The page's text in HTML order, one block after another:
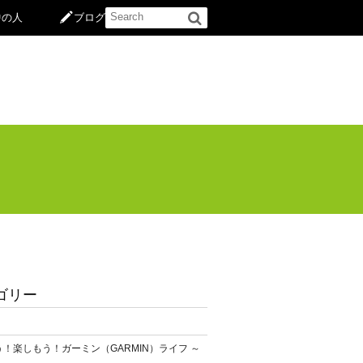
人 ブログ
リー
！楽しもう！ガーミン（GARMIN）ライフ ～